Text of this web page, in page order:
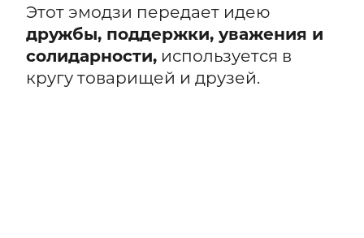
Этот эмодзи передает идею
дружбы, поддержки, уважения и
солидарности,используется в
кругу товарищей и друзей.